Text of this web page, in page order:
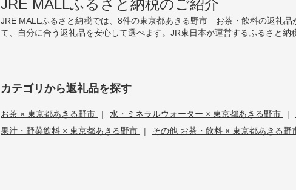
JRE MALLふるさと納税のご紹介
JRE MALLふるさと納税では、8件の東京都あきる野市 お茶・飲料の返礼品
て、自分に合う返礼品を安心して選べます。JR東日本が運営するふるさと納
カテゴリから返礼品を探す
お茶 × 東京都あきる野市 | 水・ミネラルウォーター × 東京都あきる野市 |
果汁・野菜飲料 × 東京都あきる野市
| その他 お茶・飲料 × 東京都あきる野